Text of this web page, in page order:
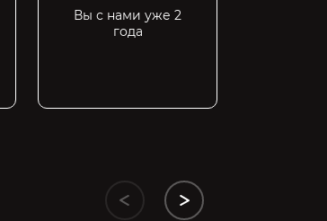
Вы с нами уже 2
года